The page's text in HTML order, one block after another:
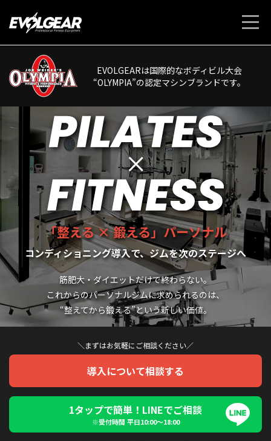
EVOLGEARは国際的なボディビル大会
“OLYMPIA”の認定マシンブランドです。
「整える × 鍛える」パーソナル
コンディショニング導入で、ジムを次のステージへ
筋肥大・ダイエットだけで終わらない。
これからのパーソナルジムに求められるのは、
“整えてから鍛える”という新しい価値。
＼まずはお気軽にご相談ください／
導入について相談する
1タップで簡単！LINEでご相談
※受付時間 平日10:00〜18:00